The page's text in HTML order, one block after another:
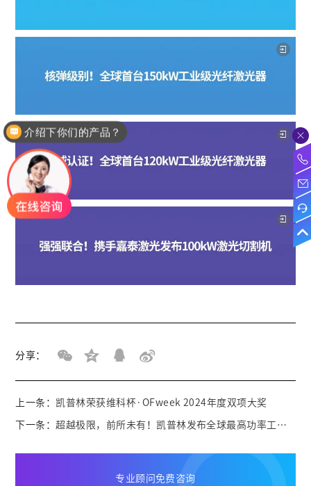
分享：
上一条： 凯普林荣获维科杯·OFweek 2024年度双项大奖
下一条：超越极限，前所未有！凯普林发布全球最高功率工业级光纤激光器
专业顾问免费咨询
介绍下你们的产品？